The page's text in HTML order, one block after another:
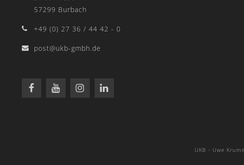
57299 Burbach
+49 (0) 27 36 / 44 42 - 0
post@ukb-gmbh.de
UKB - Uwe